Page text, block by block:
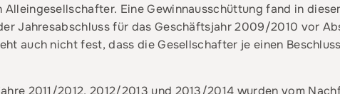
Alleingesellschafter. Eine Gewinnausschüttung fand in
Jahresabschluss für das Geschäftsjahr 2009/2010 vor
auch nicht fest, dass die Gesellschafter je einen